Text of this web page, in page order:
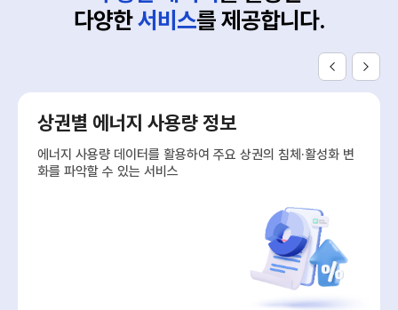
다양한서비스를 제공합니다.
상권별 에너지 사용량 정보
에너지 사용량 데이터를 활용하여 주요 상권의 침체·활성화 변
화를 파악할 수 있는 서비스